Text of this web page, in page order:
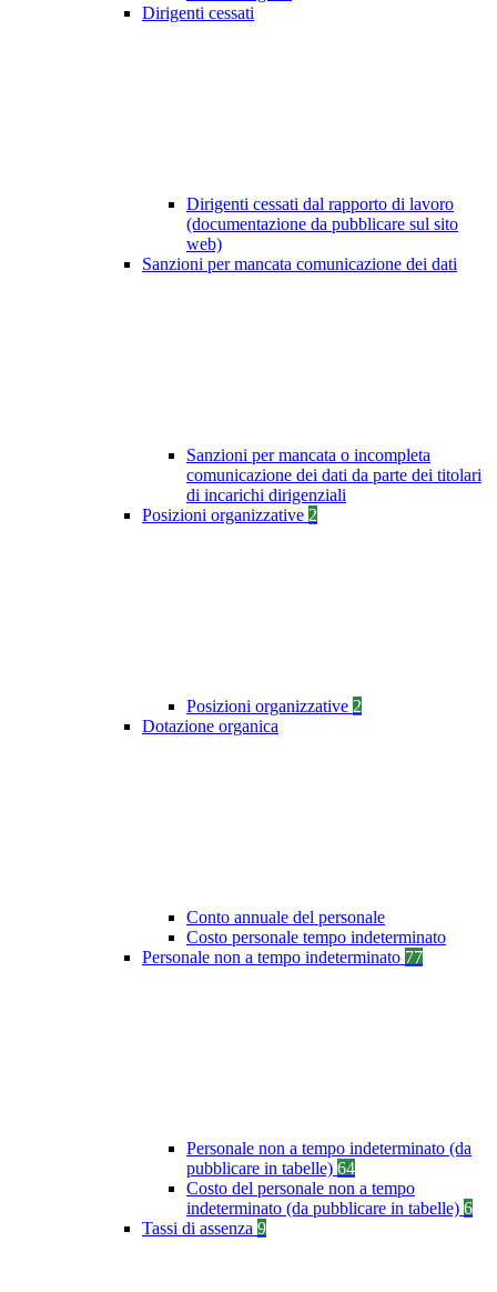
Dirigenti cessati
Dirigenti cessati dal rapporto di lavoro
(documentazione da pubblicare sul sito
web)
Sanzioni per mancata comunicazione dei dati
Sanzioni per mancata o incompleta
comunicazione dei dati da parte dei titolari
di incarichi dirigenziali
Posizioni organizzative 2
Posizioni organizzative 2
Dotazione organica
Conto annuale del personale
Costo personale tempo indeterminato
Personale non a tempo indeterminato 77
Personale non a tempo indeterminato (da
pubblicare in tabelle) 64
Costo del personale non a tempo
indeterminato (da pubblicare in tabelle) 6
Tassi di assenza 9